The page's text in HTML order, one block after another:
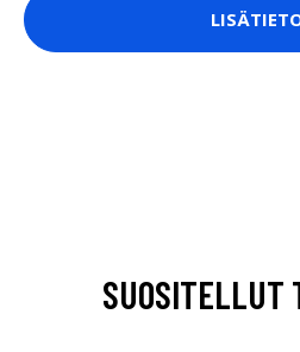
SUOSITELLUT